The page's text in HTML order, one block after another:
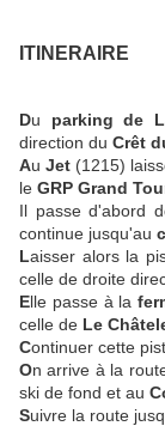
ITINERAIRE
Du parking de
direction du Crêt
AuJet (1215)
le GRP Grand
Il passe d'abord
continue jusqu'au
Laisser alors la
celle de droite
Elle passe à la
celle de Le
Continuer cette
On arrive à la
ski de fond et au
Suivre la route